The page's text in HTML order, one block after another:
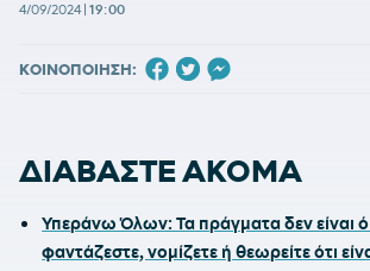
4/09/2024 19:00
ΚΟΙΝΟΠΟΙΗΣΗ:
ΔΙΑΒΑΣΤΕ ΑΚΟΜΑ
Υπεράνω Όλων: Τα πράγματα δεν είναι
φαντάζεστε, νομίζετε ή θεωρείτε ότι